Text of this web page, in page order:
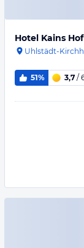
Hotel Kains Hof
Uhlstädt-
51% 3,7 /